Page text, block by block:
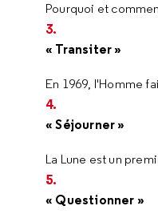
Pourquoi et
« Transiter »
En 1969, l'Homme
« Séjourner »
La Lune est un
« Questionner »